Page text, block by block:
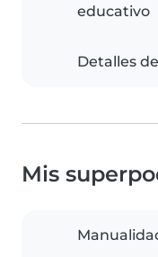
educativo
Detalles
Mis